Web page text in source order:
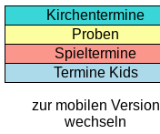
Kirchentermine
Proben
Spieltermine
Termine Kids
zur mobilen Version
wechseln